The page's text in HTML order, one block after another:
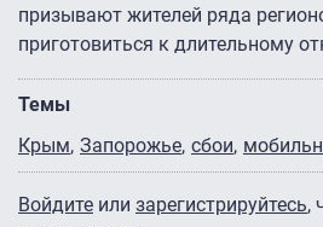
призывают жителей ряда
приготовиться к длительному
Темы
Крым Запорожье сбои
Войдите или зарегистрируйтесь,